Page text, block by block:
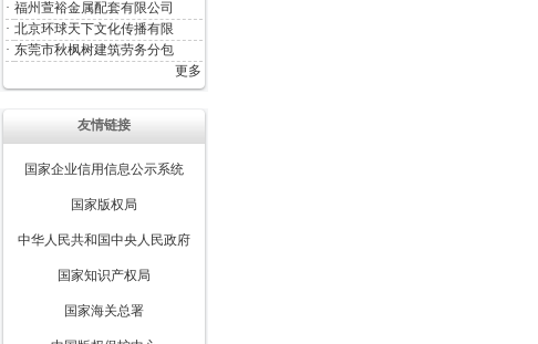
· 福州萱裕金属配套有限公司
· 北京环球天下文化传播有限
· 东莞市秋枫树建筑劳务分包
更多
友情链接
国家企业信用信息公示系统
国家版权局
中华人民共和国中央人民政府
国家知识产权局
国家海关总署